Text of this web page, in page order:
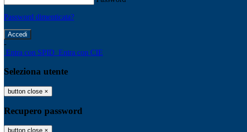
Password dimenticata?
-
Entra con SPID Entra con CIE
Seleziona utente
button close ×
Recupero password
button close ×